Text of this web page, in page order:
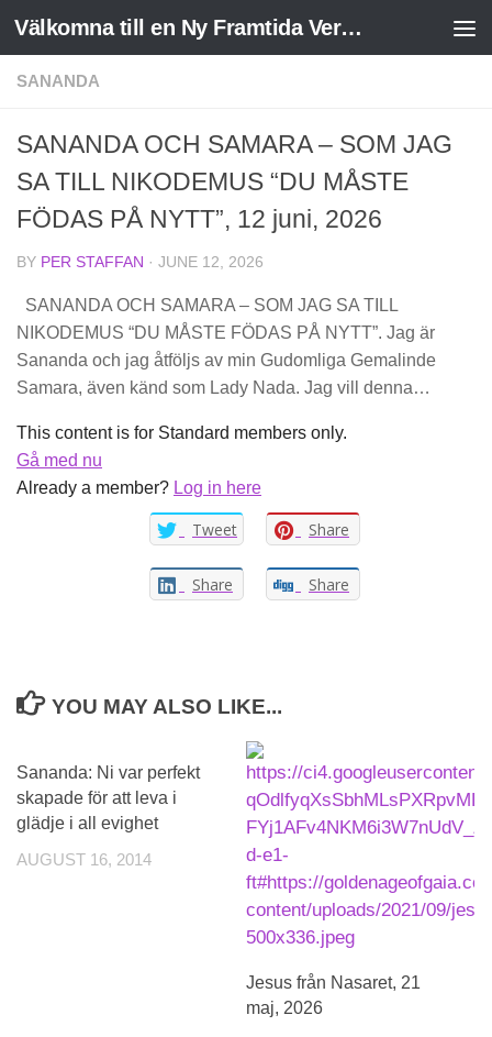
Skip to content Välkomna till en Ny Framtida Verklighet
SANANDA
SANANDA OCH SAMARA – SOM JAG
SA TILL NIKODEMUS “DU MÅSTE
FÖDAS PÅ NYTT”, 12 juni, 2026
BY PER STAFFAN · JUNE 12, 2026
SANANDA OCH SAMARA – SOM JAG SA TILL
NIKODEMUS “DU MÅSTE FÖDAS PÅ NYTT”. Jag är
Sananda och jag åtföljs av min Gudomliga Gemalinde
Samara, även känd som Lady Nada. Jag vill denna…
This content is for Standard members only.
Gå med nu
Already a member? Log in here
Tweet Share
Share Share
YOU MAY ALSO LIKE...
Sananda: Ni var perfekt
skapade för att leva i
glädje i all evighet
AUGUST 16, 2014
Jesus från Nasaret, 21
maj, 2026